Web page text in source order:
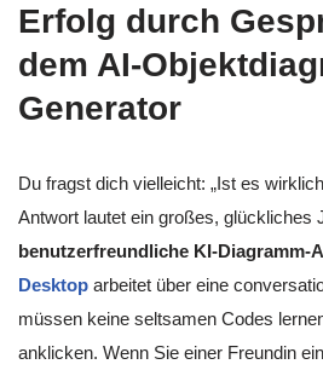
Erfolg durch
dem AI-
Generator
Du fragst dich vielleicht: „Ist es
Antwort lautet ein großes, glückliches
benutzerfreundliche KI-Diagramm-
Desktop arbeitet über eine
müssen keine seltsamen Codes
anklicken. Wenn Sie einer Freundin